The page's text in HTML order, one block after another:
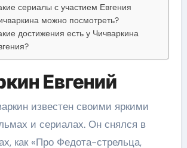
сериалы с участием Евгения
можно посмотреть?
достижения есть у Чичваркина
Евгений
известен своими яркими
и сериалах. Он снялся в
как «Про Федота-стрельца,